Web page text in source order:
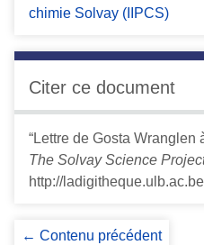
chimie Solvay (IIPCS)
Citer ce document
“Lettre de Gosta Wranglen
The Solvay Science
http://
← Contenu précédent